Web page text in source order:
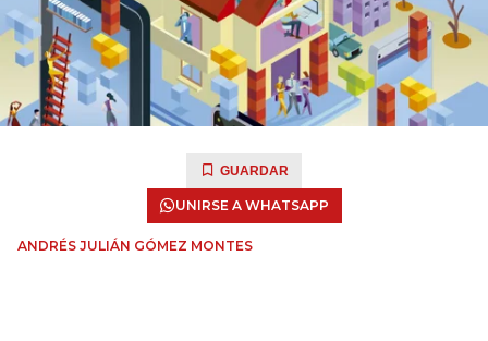
GUARDAR
UNIRSE A WHATSAPP
ANDRÉS JULIÁN GÓMEZ MONTES